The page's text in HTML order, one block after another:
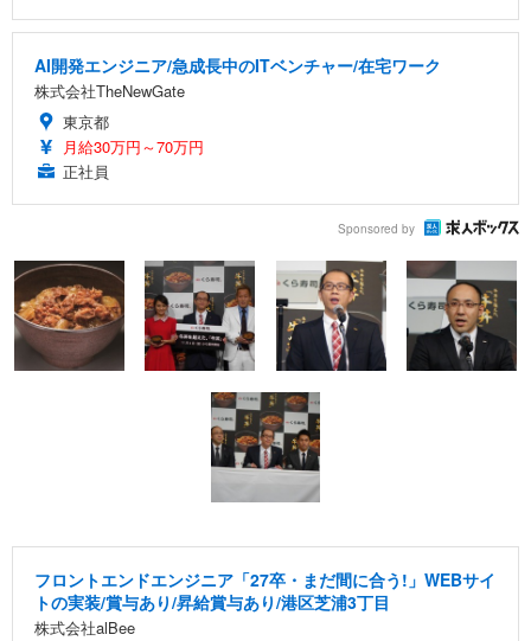
AI開発エンジニア/急成長中のITベンチャー/在宅ワーク
株式会社TheNewGate
東京都
月給30万円～70万円
正社員
Sponsored by
フロントエンドエンジニア「27卒・まだ間に合う!」WEBサイ
トの実装/賞与あり/昇給賞与あり/港区芝浦3丁目
株式会社alBee